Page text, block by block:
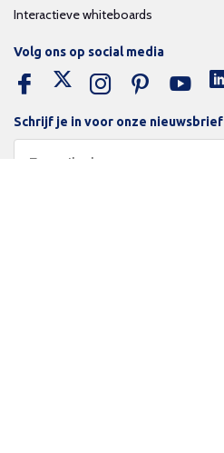
Interactieve whiteboards
Schrijf je in voor onze nieuwsbrief
Volg ons op social media